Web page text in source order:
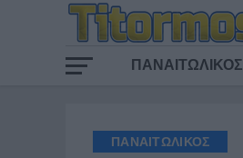
ΠΑΝΑΙΤΩΛΙΚΟΣ
ΠΑΝΑΙΤΩΛΙΚΟΣ